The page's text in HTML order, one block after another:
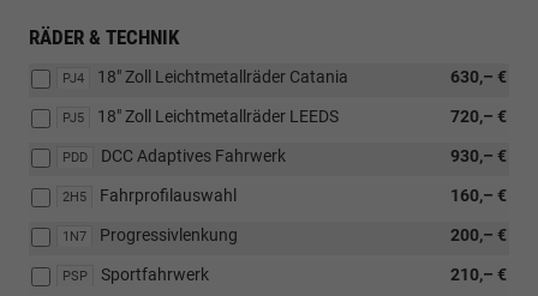
RÄDER & TECHNIK
PJ4 630,– €
18" Zoll Leichtmetallräder Catania
PJ5 720,– €
18" Zoll Leichtmetallräder LEEDS
PDD 930,– €
DCC Adaptives Fahrwerk
2H5 160,– €
Fahrprofilauswahl
1N7 200,– €
Progressivlenkung
PSP 210,– €
Sportfahrwerk